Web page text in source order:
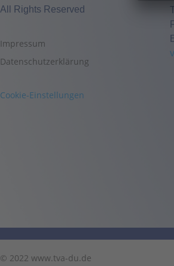
All Rights Reserved
Impressum
Datenschutzerklärung
Cookie-Einstellungen
© 2022 www.tva-du.de